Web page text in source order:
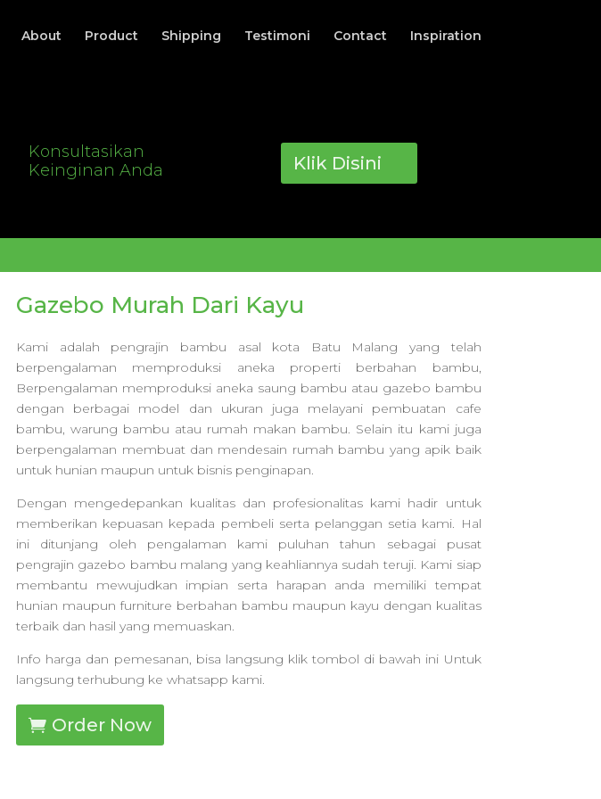
About Product Shipping Testimoni Contact Inspiration
Konsultasikan
Keinginan Anda
Klik Disini
Gazebo Murah Dari Kayu
Kami adalah pengrajin bambu asal kota Batu Malang yang telah
berpengalaman memproduksi aneka properti berbahan bambu,
Berpengalaman memproduksi aneka saung bambu atau gazebo bambu
dengan berbagai model dan ukuran juga melayani pembuatan cafe
bambu, warung bambu atau rumah makan bambu. Selain itu kami juga
berpengalaman membuat dan mendesain rumah bambu yang apik baik
untuk hunian maupun untuk bisnis penginapan.
Dengan mengedepankan kualitas dan profesionalitas kami hadir untuk
memberikan kepuasan kepada pembeli serta pelanggan setia kami. Hal
ini ditunjang oleh pengalaman kami puluhan tahun sebagai pusat
pengrajin gazebo bambu malang yang keahliannya sudah teruji. Kami siap
membantu mewujudkan impian serta harapan anda memiliki tempat
hunian maupun furniture berbahan bambu maupun kayu dengan kualitas
terbaik dan hasil yang memuaskan.
Info harga dan pemesanan, bisa langsung klik tombol di bawah ini Untuk
langsung terhubung ke whatsapp kami.
Order Now